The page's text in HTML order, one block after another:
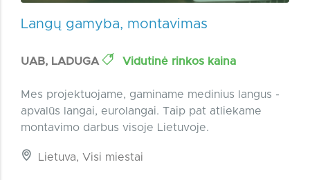
Langų gamyba, montavimas
UAB, LADUGA Vidutinė rinkos kaina
Mes projektuojame, gaminame medinius langus -
apvalūs langai, eurolangai. Taip pat atliekame
montavimo darbus visoje Lietuvoje.
Lietuva, Visi miestai